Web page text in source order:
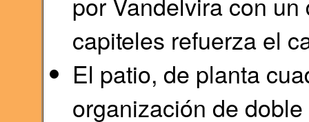
capiteles refuerza el
El patio, de planta
organización de